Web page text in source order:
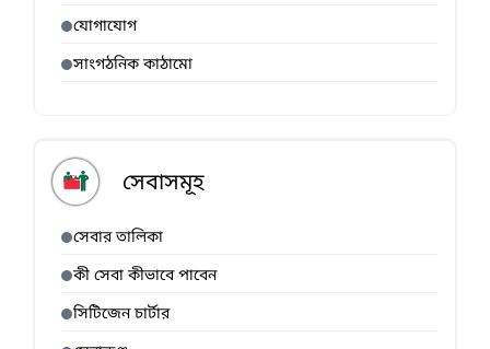
যোগাযোগ
সাংগঠনিক কাঠামো
সেবাসমূহ
সেবার তালিকা
কী সেবা কীভাবে পাবেন
সিটিজেন চার্টার